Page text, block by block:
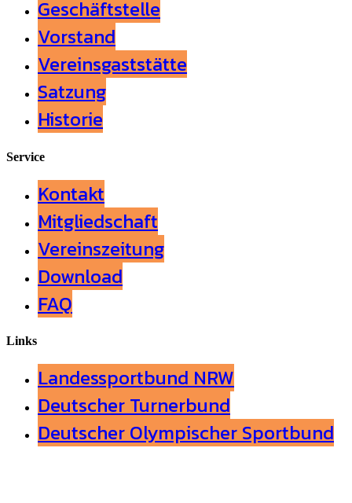
Geschäftstelle
Vorstand
Vereinsgaststätte
Satzung
Historie
Service
Kontakt
Mitgliedschaft
Vereinszeitung
Download
FAQ
Links
Landessportbund NRW
Deutscher Turnerbund
Deutscher Olympischer Sportbund